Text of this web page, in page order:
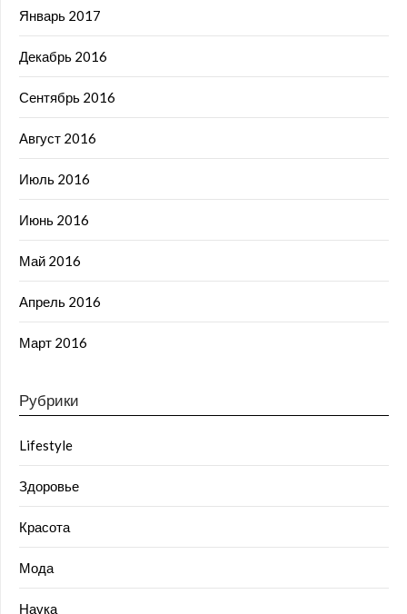
Январь 2017
Декабрь 2016
Сентябрь 2016
Август 2016
Июль 2016
Июнь 2016
Май 2016
Апрель 2016
Март 2016
Рубрики
Lifestyle
Здоровье
Красота
Мода
Наука